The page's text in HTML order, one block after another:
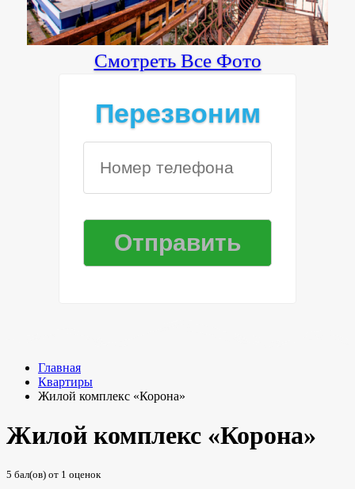
Смотреть Все Фото
Перезвоним
Главная
Квартиры
Жилой комплекс «Корона»
Жилой комплекс «Корона»
5 бал(ов) от 1 оценок